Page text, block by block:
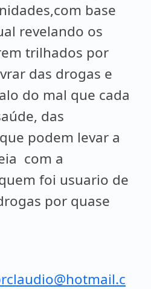
base
revelando os
trilhados por
das drogas e
do mal que cada
das
podem levar a
com a
foi usuario de
por quase